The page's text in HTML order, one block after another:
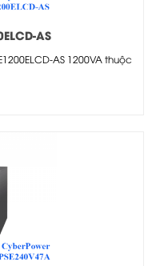
AS
AS 1200VA thuộc